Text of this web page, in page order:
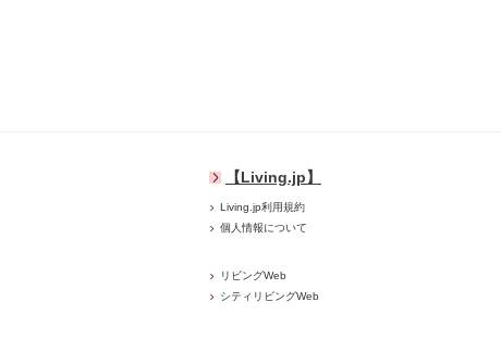
【Living.jp】
Living.jp利用規約
個人情報について
リビングWeb
シティリビングWeb